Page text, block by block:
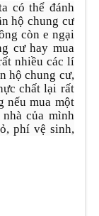
có thể đánh
hộ chung cư
còn e ngại
cư hay mua
nhiều các lí
hộ chung cư,
chất lại rất
nếu mua một
của mình
phí vệ sinh,